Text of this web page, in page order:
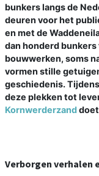
bunkers langs de
deuren voor het
en met de
dan honderd
bouwwerken, soms
vormen stille
geschiedenis.
deze plekken tot
Kornwerderzand
Verborgen verhalen